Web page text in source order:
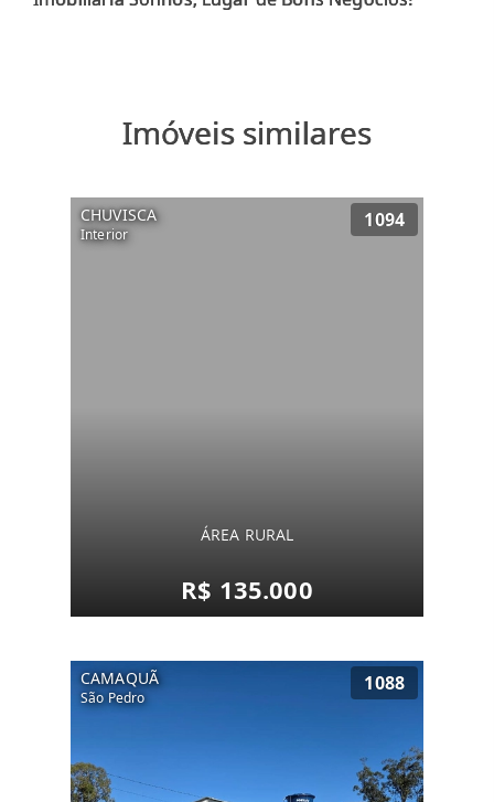
Imóveis similares
CHUVISCA
Interior
1094
ÁREA RURAL
R$ 135.000
CAMAQUÃ
São Pedro
1088